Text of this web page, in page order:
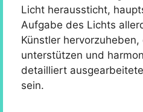
Licht heraussticht,
Aufgabe des Lichts
Künstler
unterstützen und
detailliert
sein.